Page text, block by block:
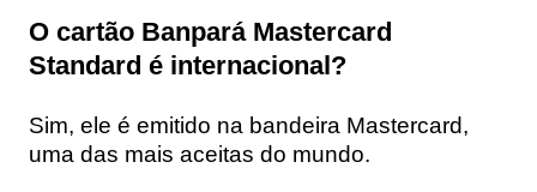
O cartão Banpará Mastercard
Standard é internacional?
Sim, ele é emitido na bandeira Mastercard,
uma das mais aceitas do mundo.